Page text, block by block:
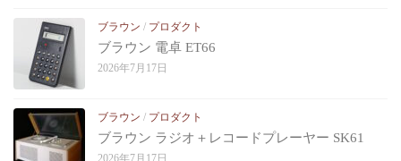
ブラウン / プロダクト
ブラウン 電卓 ET66
2026年7月17日
ブラウン / プロダクト
ブラウン ラジオ＋レコードプレーヤー SK61
2026年7月17日